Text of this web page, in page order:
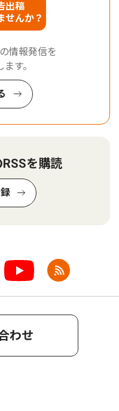
出稿
せんか？
情報発信を
す。
を購読
わせ